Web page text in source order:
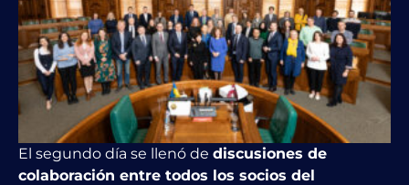
El segundo día se llenó de discusiones de
colaboración entre todos los socios del